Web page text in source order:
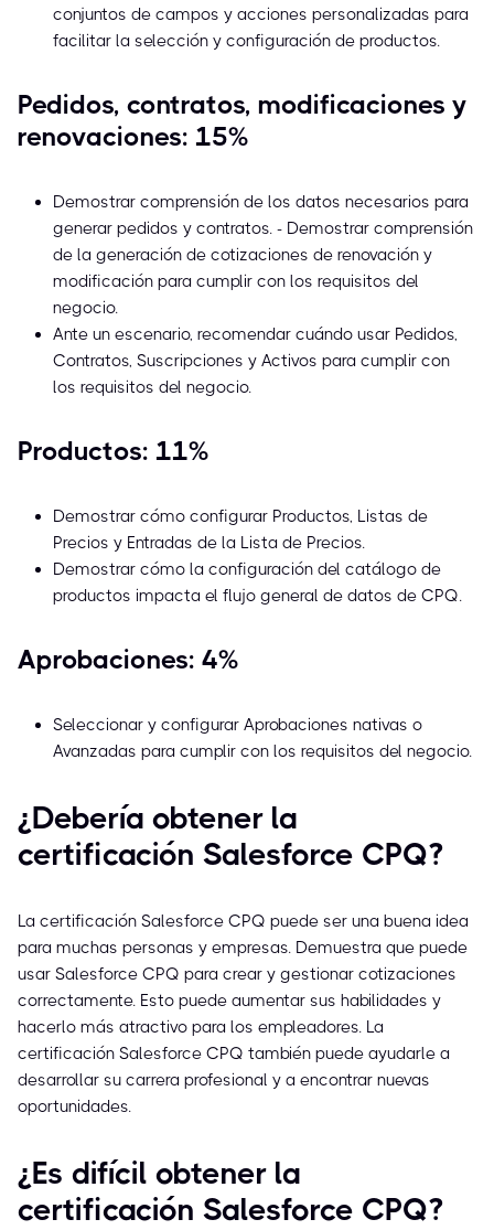
conjuntos de campos y acciones personalizadas para
facilitar la selección y configuración de productos.
Pedidos, contratos, modificaciones y
renovaciones: 15%
Demostrar comprensión de los datos necesarios para
generar pedidos y contratos. - Demostrar comprensión
de la generación de cotizaciones de renovación y
modificación para cumplir con los requisitos del
negocio.
Ante un escenario, recomendar cuándo usar Pedidos,
Contratos, Suscripciones y Activos para cumplir con
los requisitos del negocio.
Productos: 11%
Demostrar cómo configurar Productos, Listas de
Precios y Entradas de la Lista de Precios.
Demostrar cómo la configuración del catálogo de
productos impacta el flujo general de datos de CPQ.
Aprobaciones: 4%
Seleccionar y configurar Aprobaciones nativas o
Avanzadas para cumplir con los requisitos del negocio.
¿Debería obtener la
certificación Salesforce CPQ?
La certificación Salesforce CPQ puede ser una buena idea
para muchas personas y empresas. Demuestra que puede
usar Salesforce CPQ para crear y gestionar cotizaciones
correctamente. Esto puede aumentar sus habilidades y
hacerlo más atractivo para los empleadores. La
certificación Salesforce CPQ también puede ayudarle a
desarrollar su carrera profesional y a encontrar nuevas
oportunidades.
¿Es difícil obtener la
certificación Salesforce CPQ?